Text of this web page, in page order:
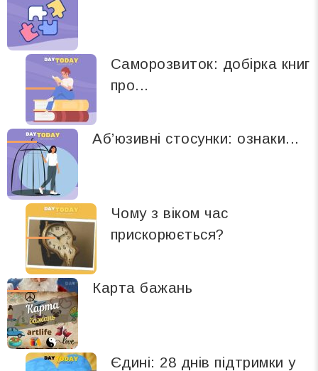
Саморозвиток: добірка книг
про...
Аб’юзивні стосунки: ознаки...
Чому з віком час
прискорюється?
Карта бажань
Єдині: 28 днів підтримки у